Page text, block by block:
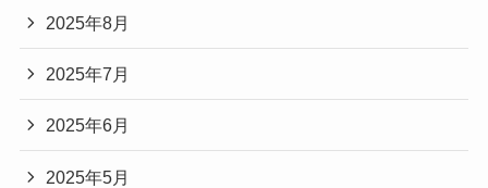
2025年8月
2025年7月
2025年6月
2025年5月